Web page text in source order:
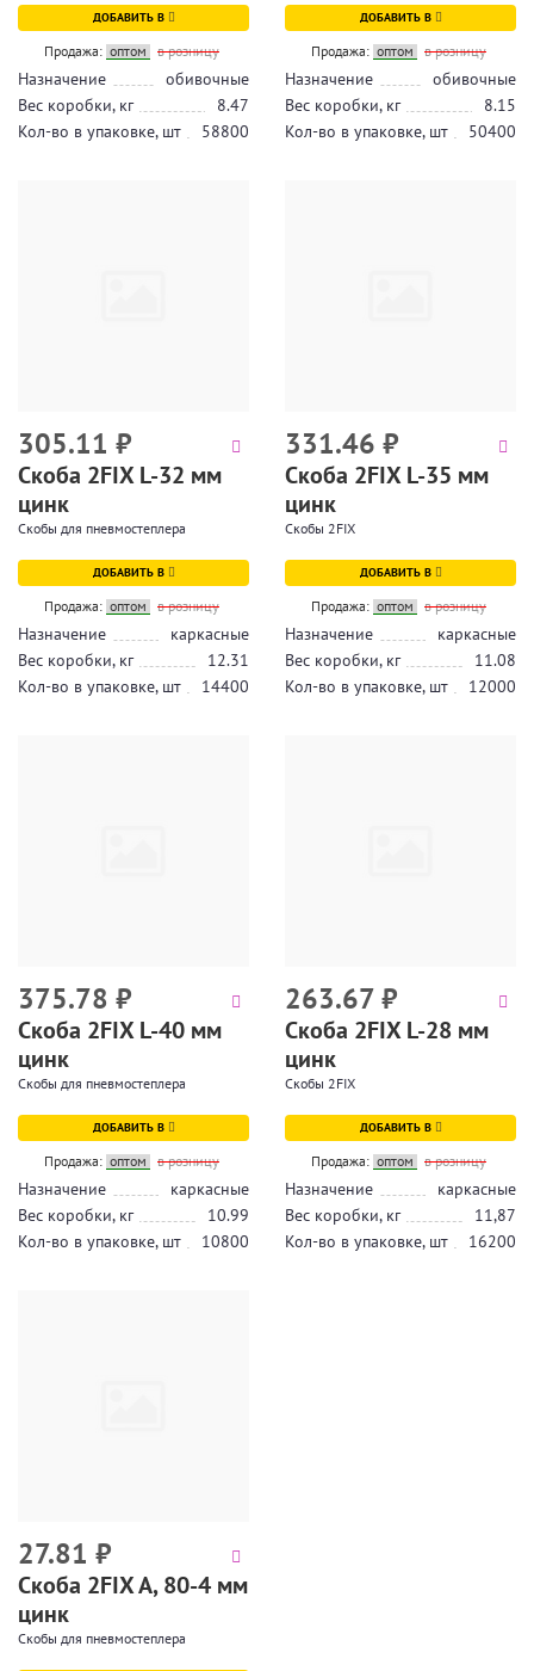
ДОБАВИТЬ В
Продажа: оптом в розницу
Назначение
обивочные
Вес коробки, кг
8.47
Кол-во в упаковке, шт
58800
ДОБАВИТЬ В
Продажа: оптом в розницу
Назначение
обивочные
Вес коробки, кг
8.15
Кол-во в упаковке, шт
50400
305.11 ₽
Скоба 2FIX L-32 мм
цинк
Скобы для пневмостеплера
ДОБАВИТЬ В
Продажа: оптом в розницу
Назначение
каркасные
Вес коробки, кг
12.31
Кол-во в упаковке, шт
14400
331.46 ₽
Скоба 2FIX L-35 мм
цинк
Скобы 2FIX
ДОБАВИТЬ В
Продажа: оптом в розницу
Назначение
каркасные
Вес коробки, кг
11.08
Кол-во в упаковке, шт
12000
375.78 ₽
Скоба 2FIX L-40 мм
цинк
Скобы для пневмостеплера
ДОБАВИТЬ В
Продажа: оптом в розницу
Назначение
каркасные
Вес коробки, кг
10.99
Кол-во в упаковке, шт
10800
263.67₽
Скоба 2FIX L-28 мм
цинк
Скобы 2FIX
ДОБАВИТЬ В
Продажа: оптом в розницу
Назначение
каркасные
Вес коробки, кг
11,87
Кол-во в упаковке, шт
16200
27.81 ₽
Скоба 2FIX A, 80-4 мм
цинк
Скобы для пневмостеплера